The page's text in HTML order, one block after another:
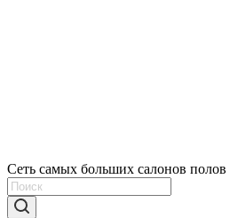
Сеть самых больших салонов